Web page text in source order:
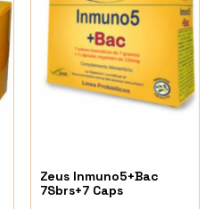
Zeus Inmuno5+Bac
7Sbrs+7 Caps